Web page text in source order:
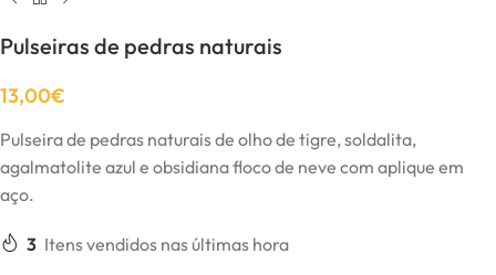
Pulseiras de pedras naturais
13,00€
Pulseira de pedras naturais de olho de tigre, soldalita,
agalmatolite azul e obsidiana floco de neve com aplique em
aço.
3 Itens vendidos nas últimas hora